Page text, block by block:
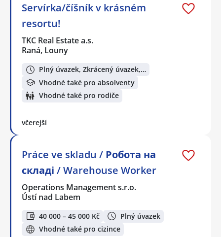
Servírka/číšník v krásném
resortu!
TKC Real Estate a.s.
Raná, Louny
Plný úvazek, Zkrácený úvazek,…
Vhodné také pro absolventy
Vhodné také pro rodiče
včerejší
Práce ve skladu / Робота на
складі / Warehouse Worker
Operations Management s.r.o.
Ústí nad Labem
40 000 – 45 000 Kč
Plný úvazek
Vhodné také pro cizince